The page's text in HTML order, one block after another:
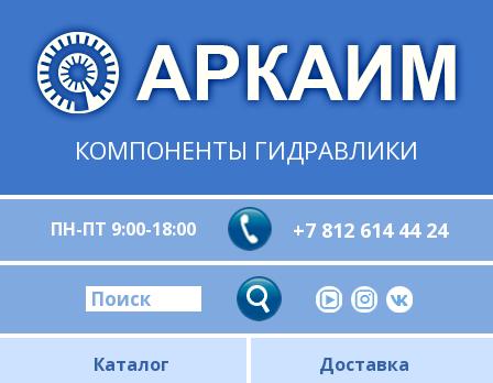
КОМПОНЕНТЫ ГИДРАВЛИКИ
ПН-ПТ 9:00-18:00 +7 812 614 44 24
Каталог Доставка